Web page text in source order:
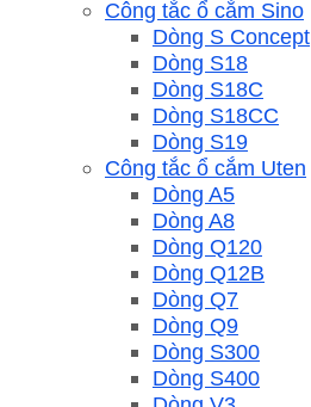
Công tắc ổ cắm Sino
Dòng S Concept
Dòng S18
Dòng S18C
Dòng S18CC
Dòng S19
Công tắc ổ cắm Uten
Dòng A5
Dòng A8
Dòng Q120
Dòng Q12B
Dòng Q7
Dòng Q9
Dòng S300
Dòng S400